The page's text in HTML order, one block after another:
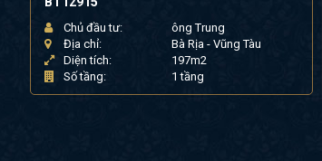
Chủ đầu tư:
ông Trung
Địa chỉ:
Bà Rịa - Vũng Tàu
Diện tích:
197m2
Số tầng:
1 tầng